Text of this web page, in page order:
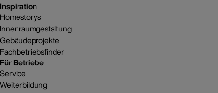
Inspiration
Homestorys
Innenraumgestaltung
Gebäudeprojekte
Fachbetriebsfinder
Für Betriebe
Service
Weiterbildung